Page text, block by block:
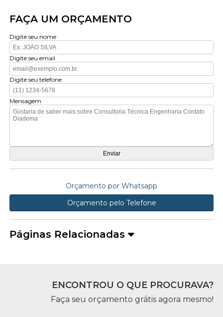
FAÇA UM ORÇAMENTO
Digite seu nome
Digite seu email
Digite seu telefone
Mensagem
Orçamento por Whatsapp
Orçamento pelo Telefone
Páginas Relacionadas
ENCONTROU O QUE PROCURAVA?
Faça seu orçamento grátis agora mesmo!